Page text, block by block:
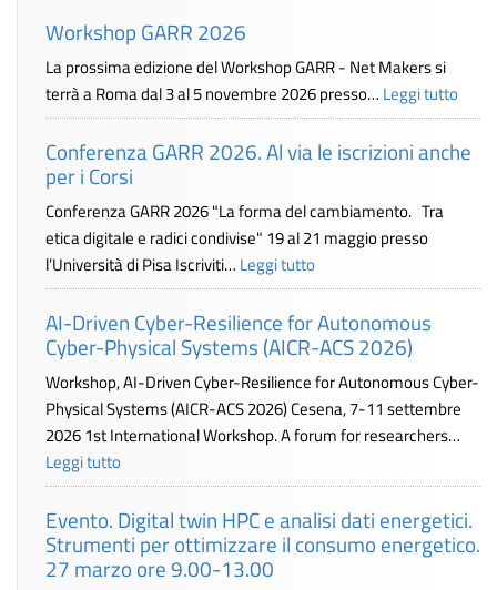
Workshop GARR 2026
La prossima edizione del Workshop GARR - Net Makers si
terrà a Roma dal 3 al 5 novembre 2026 presso… Leggi tutto
Conferenza GARR 2026. Al via le iscrizioni anche
per i Corsi
Conferenza GARR 2026 "La forma del cambiamento. Tra
etica digitale e radici condivise" 19 al 21 maggio presso
l’Università di Pisa Iscriviti… Leggi tutto
AI-Driven Cyber-Resilience for Autonomous
Cyber-Physical Systems (AICR-ACS 2026)
Workshop, AI-Driven Cyber-Resilience for Autonomous Cyber-
Physical Systems (AICR-ACS 2026) Cesena, 7-11 settembre
2026 1st International Workshop. A forum for researchers…
Leggi tutto
Evento. Digital twin HPC e analisi dati energetici.
Strumenti per ottimizzare il consumo energetico.
27 marzo ore 9.00-13.00